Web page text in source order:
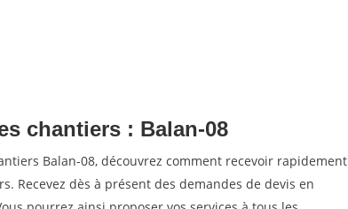
chantiers : Balan-08
Balan-08, découvrez comment recevoir rapidement
Recevez dès à présent des demandes de devis en